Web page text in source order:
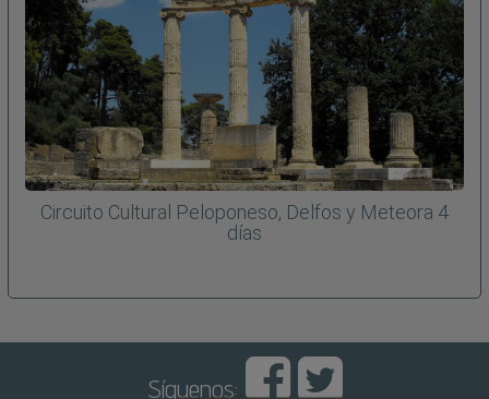
Circuito Cultural Peloponeso, Delfos y Meteora 4
días
Síguenos: